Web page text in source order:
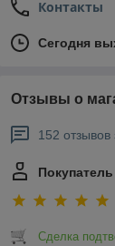
Контакты
Сегодня
Отзывы о
152 отзывов
Покупатель
Сделка